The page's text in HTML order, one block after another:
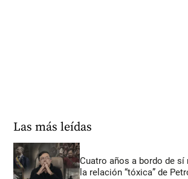
Las más leídas
Cuatro años a bordo de
la relación “tóxica” de